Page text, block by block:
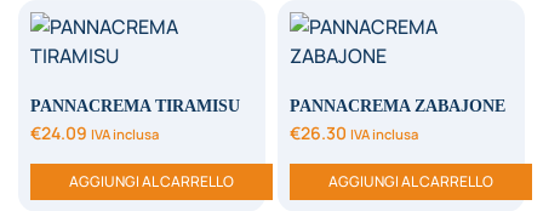
PANNACREMA TIRAMISU
€24.09 IVA inclusa
AGGIUNGI AL CARRELLO
PANNACREMA ZABAJONE
€26.30 IVA inclusa
AGGIUNGI AL CARRELLO